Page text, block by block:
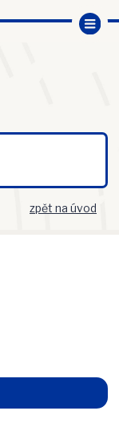
zpět na úvod